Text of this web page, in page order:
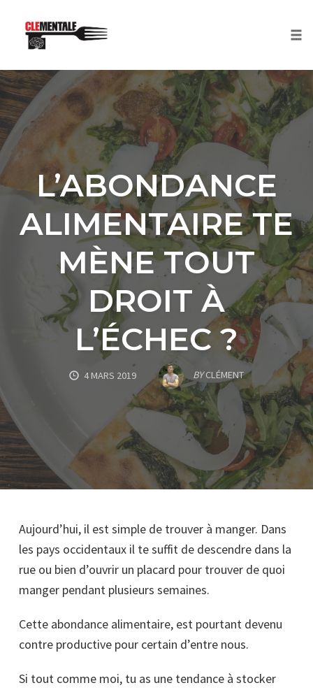
Skip
to
content
L’ABONDANCE
ALIMENTAIRE TE
MÈNE TOUT
DROIT À
L’ÉCHEC ?
4 MARS 2019 BYCLÉMENT
Aujourd’hui, il est simple de trouver à manger. Dans
les pays occidentaux il te suffit de descendre dans la
rue ou bien d’ouvrir un placard pour trouver de quoi
manger pendant plusieurs semaines.
Cette abondance alimentaire, est pourtant devenu
contre productive pour certain d’entre nous.
Si tout comme moi, tu as une tendance à stocker